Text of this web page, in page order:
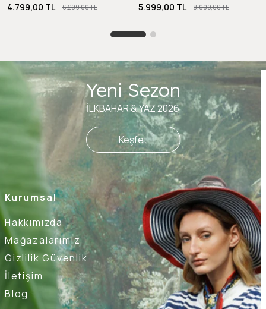
4.799,00 TL
6.299,00 TL
5.999,00 TL
8.699,00 TL
Kurumsal
Hakkımızda
Mağazalarımız
Gizlilik Güvenlik
İletişim
Blog
Yeni Sezon
İLKBAHAR & YAZ 2026
Keşfet